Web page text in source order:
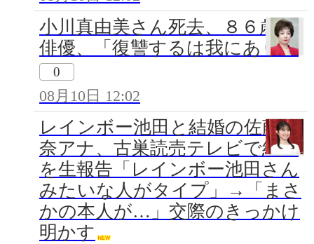
小川真由美さん死去、８６歳＝
俳優、「復讐するは我にあり」
0
08月10日 12:02
レインボー池田と結婚の佐藤佳
奈アナ、古巣読売テレビで結婚
を生報告「レインボー池田さん
みたいな人がタイプ」→「まさ
かの本人が…」交際のきっかけ
明かす